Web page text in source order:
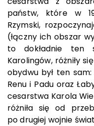
państw, które w
Rzymski,
(łączny ich obszar
to dokładnie ten
Karolingów, różniły
obydwu był ten
Renu i Padu oraz
cesarstwa Karola
różniła się od
po drugiej wojnie